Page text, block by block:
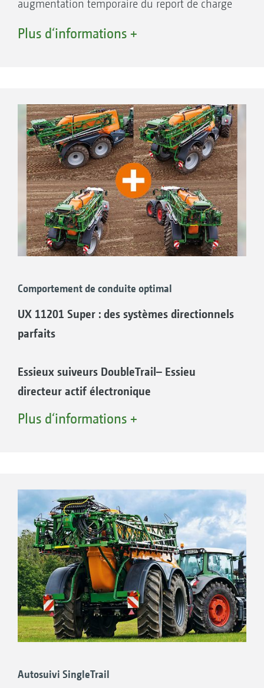
augmentation temporaire du report de charge
Si la machine est partiellement pleine, le
Plus d‘informations +
Comportement de conduite optimal
UX 11201 Super : des systèmes directionnels
parfaits
Essieux suiveurs DoubleTrail– Essieu
directeur actif électronique
– Bonne reprise des traces dans le champ, peu
homogène
Plus d‘informations +
Autosuivi SingleTrail